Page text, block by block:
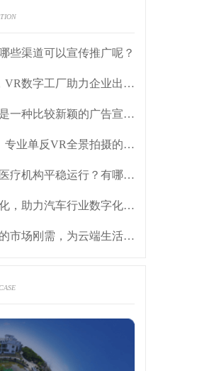
些渠道可以宣传推广呢？
低成本打造数字展厅，VR数字工厂助力企业出海抢单
为什么说VR全景广告是一种比较新颖的广告宣传方式
盘点手机、全景相机、专业单反VR全景拍摄的优缺点
VR智慧医院如何保证医疗机构平稳运行？有哪些优势？
VR看车线上线下一体化，助力汽车行业数字化转型
VR全景拍摄结合更多的市场刚需，为云端生活赋能